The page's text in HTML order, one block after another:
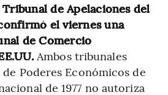
de Apelaciones del
el viernes una
de Comercio
Ambos tribunales
Poderes Económicos de
de 1977 no autoriza